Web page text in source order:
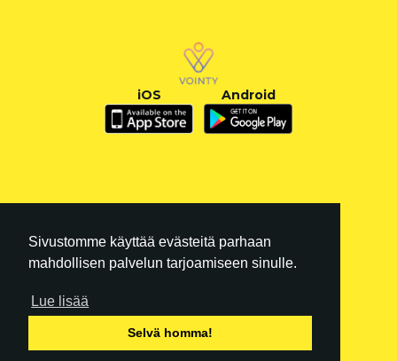
Sivustomme käyttää evästeitä parhaan
mahdollisen palvelun tarjoamiseen sinulle.
Lue lisää
Selvä homma!
iOS Android